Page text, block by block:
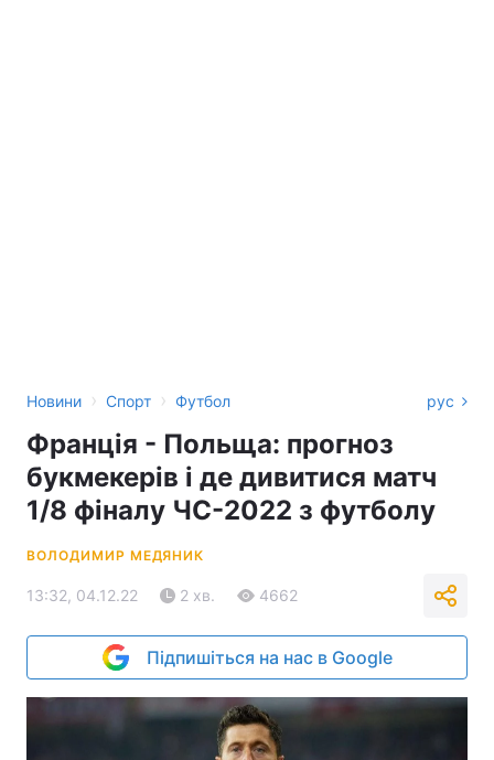
Новини › Спорт › Футбол рус
Франція - Польща: прогноз
букмекерів і де дивитися матч
1/8 фіналу ЧС-2022 з футболу
ВОЛОДИМИР МЕДЯНИК
13:32, 04.12.22 2 хв. 4662
Підпишіться на нас в Google